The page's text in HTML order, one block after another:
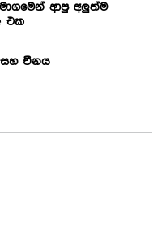
ආපු අලුත්ම
එක
චීනය